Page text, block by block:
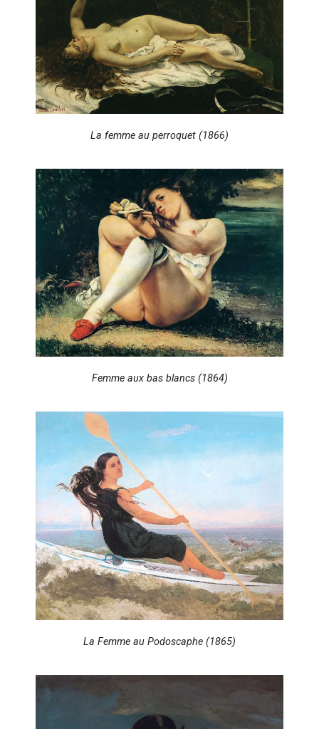
La femme au perroquet (1866)
Femme aux bas blancs (1864)
La Femme au Podoscaphe (1865)